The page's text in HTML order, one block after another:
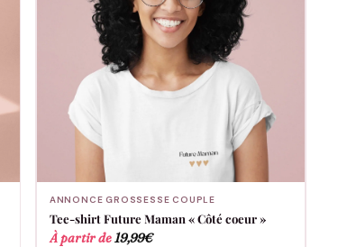
ANNONCE GROSSESSE COUPLE
Tee-shirt Future Maman « Côté coeur »
À partir de 19,99€